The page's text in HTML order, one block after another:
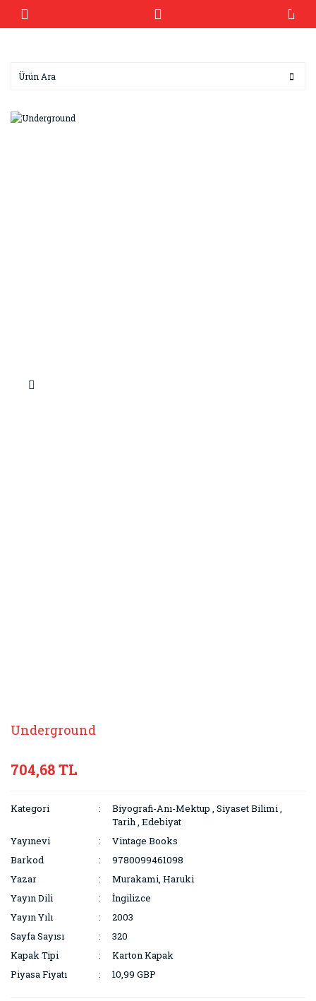
Underground
704,68 TL
Kategori Biyografi-Anı-Mektup ,Siyaset Bilimi,
Tarih,Edebiyat
Yayınevi
Vintage Books
Barkod
9780099461098
Yazar
Murakami, Haruki
Yayın Dili
İngilizce
Yayın Yılı
2003
Sayfa Sayısı
320
Kapak Tipi
Karton Kapak
Piyasa Fiyatı
10,99 GBP